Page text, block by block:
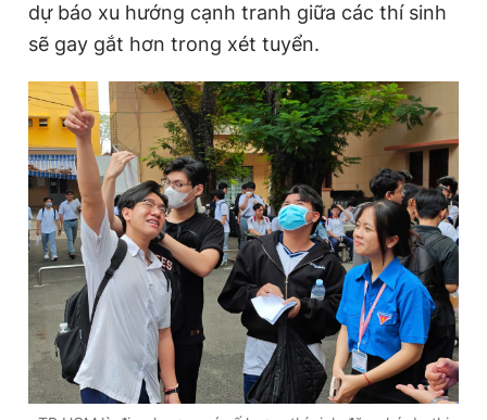
dự báo xu hướng cạnh tranh giữa các thí sinh
sẽ gay gắt hơn trong xét tuyển.